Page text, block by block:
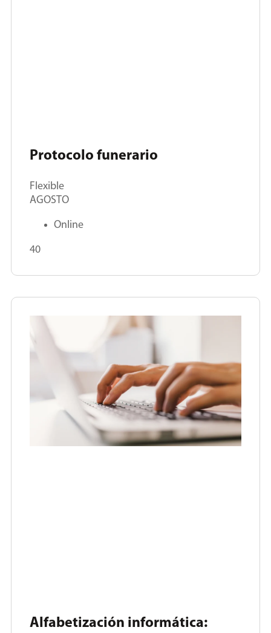
Protocolo funerario
Flexible
AGOSTO
Online
40
Alfabetización informática: